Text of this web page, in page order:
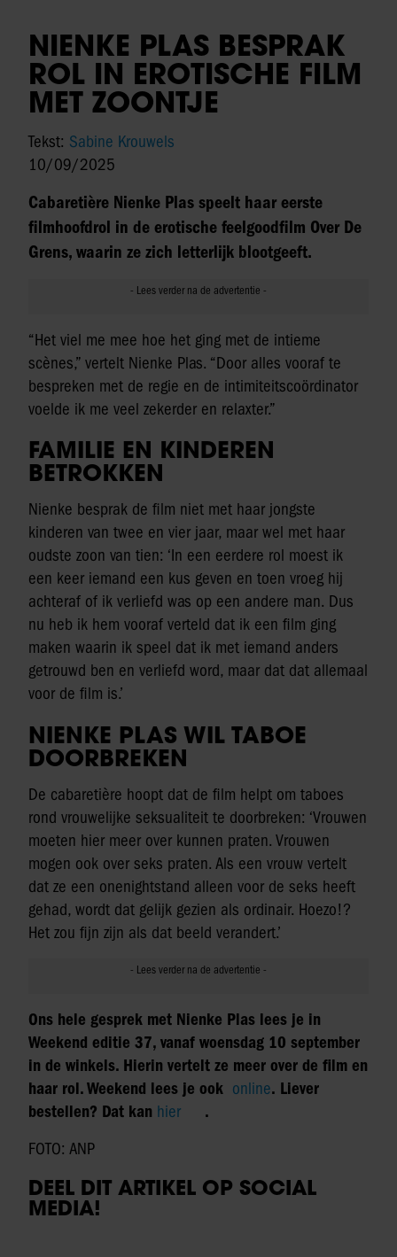
NIENKE PLAS BESPRAK
ROL IN EROTISCHE FILM
MET ZOONTJE
Tekst: Sabine Krouwels
10/09/2025
Cabaretière Nienke Plas speelt haar eerste
filmhoofdrol in de erotische feelgoodfilm Over De
Grens, waarin ze zich letterlijk blootgeeft.
“Het viel me mee hoe het ging met de intieme
scènes,” vertelt Nienke Plas. “Door alles vooraf te
bespreken met de regie en de intimiteitscoördinator
voelde ik me veel zekerder en relaxter.”
FAMILIE EN KINDEREN
BETROKKEN
Nienke besprak de film niet met haar jongste
kinderen van twee en vier jaar, maar wel met haar
oudste zoon van tien: ‘In een eerdere rol moest ik
een keer iemand een kus geven en toen vroeg hij
achteraf of ik verliefd was op een andere man. Dus
nu heb ik hem vooraf verteld dat ik een film ging
maken waarin ik speel dat ik met iemand anders
getrouwd ben en verliefd word, maar dat dat allemaal
voor de film is.’
NIENKE PLAS WIL TABOE
DOORBREKEN
De cabaretière hoopt dat de film helpt om taboes
rond vrouwelijke seksualiteit te doorbreken: ‘Vrouwen
moeten hier meer over kunnen praten. Vrouwen
mogen ook over seks praten. Als een vrouw vertelt
dat ze een onenightstand alleen voor de seks heeft
gehad, wordt dat gelijk gezien als ordinair. Hoezo!?
Het zou fijn zijn als dat beeld verandert.’
Ons hele gesprek met Nienke Plas lees je in
Weekend editie 37, vanaf woensdag 10 september
in de winkels. Hierin vertelt ze meer over de film en
haar rol. Weekend lees je ook online. Liever
bestellen? Dat kan hier
.
FOTO: ANP
DEEL DIT ARTIKEL OP SOCIAL
MEDIA!